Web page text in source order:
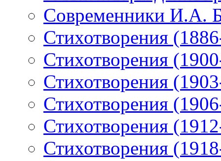
Современники И.А.
Стихотворения
Стихотворения
Стихотворения
Стихотворения
Стихотворения
Стихотворения